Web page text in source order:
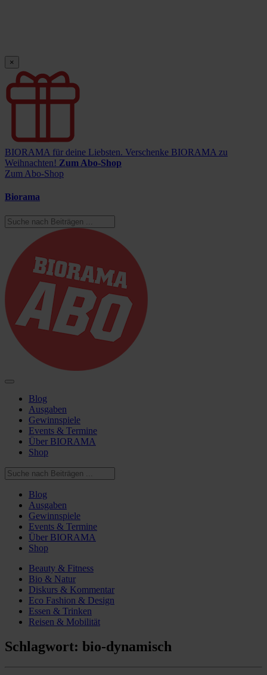
×
BIORAMA für deine Liebsten. Verschenke BIORAMA zu
Weihnachten! Zum Abo-Shop
Zum Abo-Shop
Biorama
Blog
Ausgaben
Gewinnspiele
Events & Termine
Über BIORAMA
Shop
Blog
Ausgaben
Gewinnspiele
Events & Termine
Über BIORAMA
Shop
Beauty & Fitness
Bio & Natur
Diskurs & Kommentar
Eco Fashion & Design
Essen & Trinken
Reisen & Mobilität
Schlagwort: bio-dynamisch